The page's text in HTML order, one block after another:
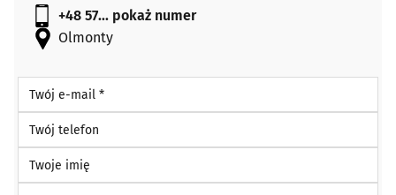
+48 57... pokaż numer
Olmonty
Twój e-mail *
Twój telefon
Twoje imię